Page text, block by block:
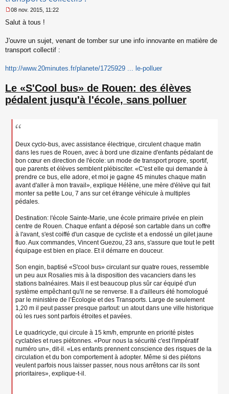
e
s
g
n
l
u
08 nov. 2015, 11:22
Salut à tous !
J'ouvre un sujet, venant de tomber sur une info innovante en matière de
transport collectif :
http://www.20minutes.fr/planete/1725929 ... le-polluer
Le «S'Cool bus» de Rouen: des élèves
pédalent jusqu'à l'école, sans polluer
Deux cyclo-bus, avec assistance électrique, circulent chaque matin
dans les rues de Rouen, avec à bord une dizaine d'enfants pédalant de
bon cœur en direction de l'école: un mode de transport propre, sportif,
que parents et élèves semblent plébisciter. «C'est elle qui demande à
prendre ce bus, elle adore, et moi je gagne 45 minutes chaque matin
avant d'aller à mon travail», explique Hélène, une mère d'élève qui fait
monter sa petite Lou, 7 ans sur cet étrange véhicule à multiples
pédales.
Destination: l'école Sainte-Marie, une école primaire privée en plein
centre de Rouen. Chaque enfant a déposé son cartable dans un coffre
à l'avant, s'est coiffé d'un casque de cycliste et a endossé un gilet jaune
fluo. Aux commandes, Vincent Guezou, 23 ans, s'assure que tout le petit
équipage est bien en place. Et il démarre en douceur.
Son engin, baptisé «S'cool bus» circulant sur quatre roues, ressemble
un peu aux Rosalies mis à la disposition des vacanciers dans les
stations balnéaires. Mais il est beaucoup plus sûr car équipé d'un
système empêchant qu'il ne se renverse. Il a d'ailleurs été homologué
par le ministère de l’Écologie et des Transports. Large de seulement
1,20 m il peut passer presque partout: un atout dans une ville historique
où les rues sont parfois étroites et pavées.
Le quadricycle, qui circule à 15 km/h, emprunte en priorité pistes
cyclables et rues piétonnes. «Pour nous la sécurité c'est l'impératif
numéro un», dit-il. «Les enfants prennent conscience des risques de la
circulation et du bon comportement à adopter. Même si des piétons
veulent parfois nous laisser passer, nous nous arrêtons car ils sont
prioritaires», explique-t-il.